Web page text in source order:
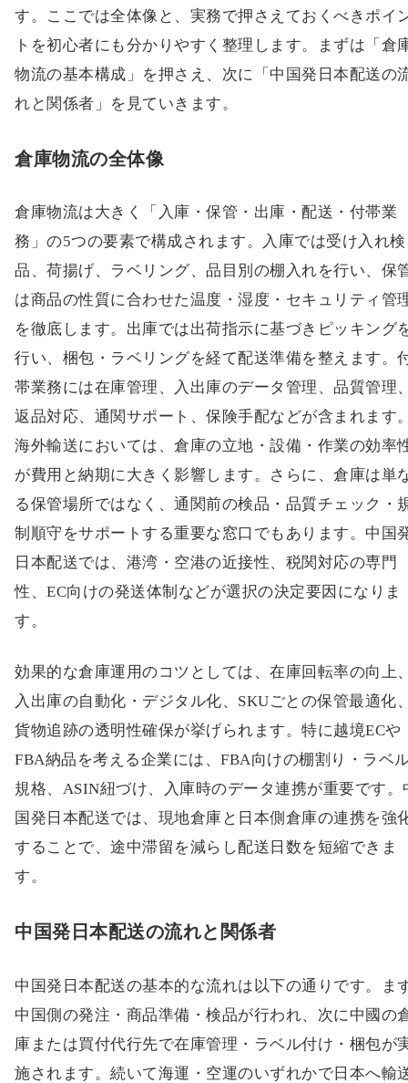
す。ここでは全体像と、実務で押さえておくべきポイ
トを初心者にも分かりやすく整理します。まずは「倉
物流の基本構成」を押さえ、次に「中国発日本配送の
れと関係者」を見ていきます。
倉庫物流の全体像
倉庫物流は大きく「入庫・保管・出庫・配送・付帯業
務」の5つの要素で構成されます。入庫では受け入れ検
品、荷揚げ、ラベリング、品目別の棚入れを行い、保
は商品の性質に合わせた温度・湿度・セキュリティ管
を徹底します。出庫では出荷指示に基づきピッキング
行い、梱包・ラベリングを経て配送準備を整えます。
帯業務には在庫管理、入出庫のデータ管理、品質管理
返品対応、通関サポート、保険手配などが含まれます
海外輸送においては、倉庫の立地・設備・作業の効率
が費用と納期に大きく影響します。さらに、倉庫は単
る保管場所ではなく、通関前の検品・品質チェック・
制順守をサポートする重要な窓口でもあります。中国
日本配送では、港湾・空港の近接性、税関対応の専門
性、EC向けの発送体制などが選択の決定要因になりま
す。
効果的な倉庫運用のコツとしては、在庫回転率の向上
入出庫の自動化・デジタル化、SKUごとの保管最適化
貨物追跡の透明性確保が挙げられます。特に越境ECや
FBA納品を考える企業には、FBA向けの棚割り・ラベ
規格、ASIN紐づけ、入庫時のデータ連携が重要です。
国発日本配送では、現地倉庫と日本側倉庫の連携を強
することで、途中滞留を減らし配送日数を短縮できま
す。
中国発日本配送の流れと関係者
中国発日本配送の基本的な流れは以下の通りです。ま
中国側の発注・商品準備・検品が行われ、次に中國の
庫または買付代行先で在庫管理・ラベル付け・梱包が
施されます。続いて海運・空運のいずれかで日本へ輸